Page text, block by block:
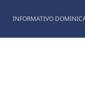
INFORMATIVO